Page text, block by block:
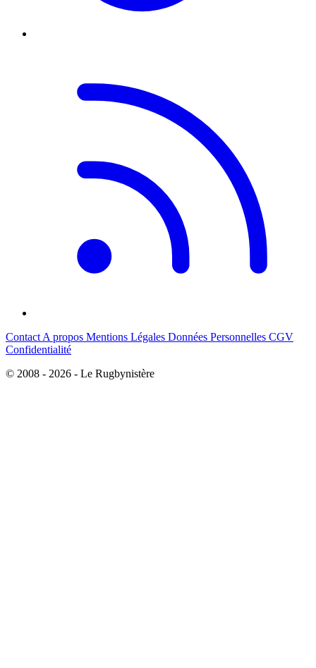
Contact A propos Mentions Légales Données Personnelles CGV
Confidentialité
© 2008 - 2026 - Le Rugbynistère